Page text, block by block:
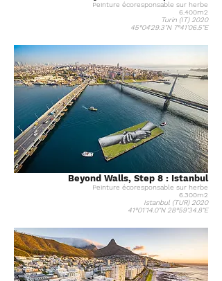
Peinture écoresponsable sur herbe
6.400m2
Turin (IT) 2020
45°04'29.3"N 7°41'06.5"E
Beyond Walls, Step 8 : Istanbul
Peinture écoresponsable sur herbe
6.300m2
Istanbul (TUR) 2020
41°01'14.0"N 28°59'34.8"E